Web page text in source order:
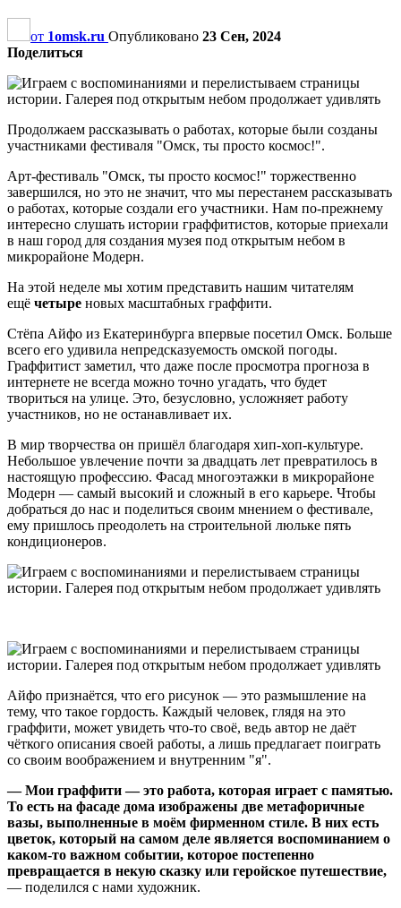
от 1omsk.ru Опубликовано 23 Сен, 2024
Поделиться
Продолжаем рассказывать о работах, которые были созданы
участниками фестиваля "Омск, ты просто космос!".
Арт-фестиваль "Омск, ты просто космос!" торжественно
завершился, но это не значит, что мы перестанем рассказывать
о работах, которые создали его участники. Нам по-прежнему
интересно слушать истории граффитистов, которые приехали
в наш город для создания музея под открытым небом в
микрорайоне Модерн.
На этой неделе мы хотим представить нашим читателям
ещё четыре новых масштабных граффити.
Стёпа Айфо из Екатеринбурга впервые посетил Омск. Больше
всего его удивила непредсказуемость омской погоды.
Граффитист заметил, что даже после просмотра прогноза в
интернете не всегда можно точно угадать, что будет
твориться на улице. Это, безусловно, усложняет работу
участников, но не останавливает их.
В мир творчества он пришёл благодаря хип-хоп-культуре.
Небольшое увлечение почти за двадцать лет превратилось в
настоящую профессию. Фасад многоэтажки в микрорайоне
Модерн — самый высокий и сложный в его карьере. Чтобы
добраться до нас и поделиться своим мнением о фестивале,
ему пришлось преодолеть на строительной люльке пять
кондиционеров.
Айфо признаётся, что его рисунок — это размышление на
тему, что такое гордость. Каждый человек, глядя на это
граффити, может увидеть что-то своё, ведь автор не даёт
чёткого описания своей работы, а лишь предлагает поиграть
со своим воображением и внутренним "я".
— Мои граффити — это работа, которая играет с памятью.
То есть на фасаде дома изображены две метафоричные
вазы, выполненные в моём фирменном стиле. В них есть
цветок, который на самом деле является воспоминанием о
каком-то важном событии, которое постепенно
превращается в некую сказку или геройское путешествие,
— поделился с нами художник.